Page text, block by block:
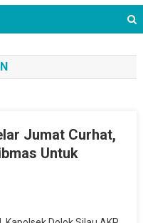
Jumat Curhat,
Untuk